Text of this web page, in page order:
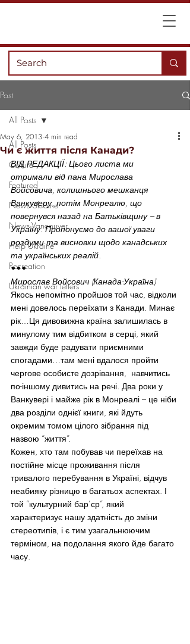
Post
All Posts
Culture
Featured
News Ukraine
News Vancouver
Help Ukraine
Recreation
Ukrainian war letters
All Posts
Чи є життя після Канади?
May 6, 2013 4 min read
ВІД РЕДАКЦІЇ: Цього листа ми
отримали від пана Мирослава
Войсовича, колишнього мешканця
Ванкуверу, потім Монреалю, що
повернувся назад на Батьківщину – в
Україну. Пропонуємо до вашої уваги
роздуми та висновки щодо канадських
та українських реалій.
•••
Мирослав Войсович (Канада-Україна)
Якось непомітно пройшов той час, відколи
мені довелось переїхати з Канади. Минає
рік…Ця дивовижна країна залишилась в
минулому тим відбитком в серці, який
завжди буде радувати приємними
спогадами…там мені вдалося пройти
чергове особисте дозрівання,  навчитись
по-іншому дивитись на речі. Два роки у
Ванкувері і майже рік в Монреалі – це ніби
два розділи однієї книги, які йдуть
окремим томом цілого зібрання під
назвою “життя”.
Кожен, хто там побував чи переїхав на
постійне місце проживання після
тривалого перебування в Україні, відчув
неабияку різницю в багатьох аспектах. І
той “культурний бар’єр”, який
характеризує нашу здатність до зміни
стереотипів, і є тим узагальнюючим
терміном, на подолання якого йде багато
часу.